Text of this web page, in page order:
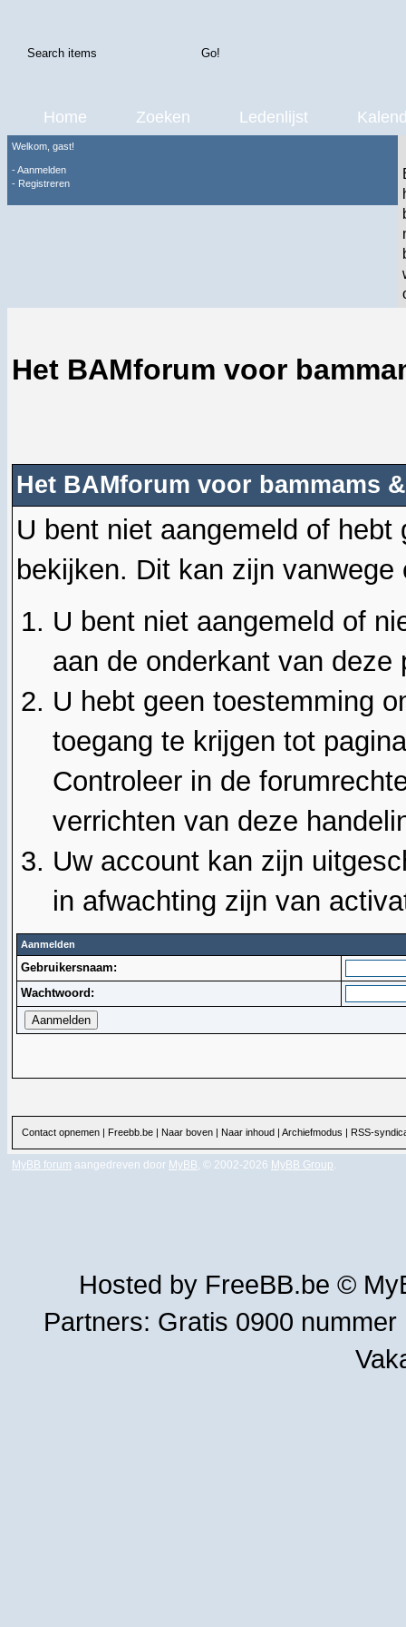
Home Zoeken Ledenlijst
Welkom, gast!
-Aanmelden
- Registreren
Het BAMforum voor
Het BAMforum voor bammams
U bent niet aangemeld of
bekijken. Dit kan zijn
U bent niet aangemeld of
aan de onderkant van
U hebt geen toestemming
toegang te krijgen tot
Controleer in de
verrichten van deze
Uw account kan zijn
in afwachting zijn van
Aanmelden
Gebruikersnaam:
Wachtwoord:
Contact opnemen | Freebb.be | Naar boven | Naar inhoud | Archiefmodus | RSS-
MyBB forum aangedreven door MyBB, © 2002-2026 MyBB Group.
Hosted by FreeBB.be ©
Partners: Gratis 0900 nummer